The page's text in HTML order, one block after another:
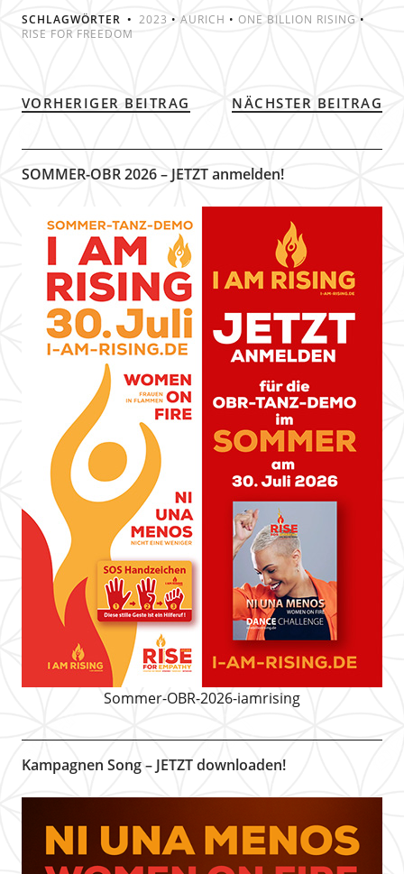
SCHLAGWÖRTER 2023 • AURICH • ONE BILLION RISING •
RISE FOR FREEDOM
VORHERIGER BEITRAG NÄCHSTER BEITRAG
SOMMER-OBR 2026 – JETZT anmelden!
Sommer-OBR-2026-iamrising
Kampagnen Song – JETZT downloaden!